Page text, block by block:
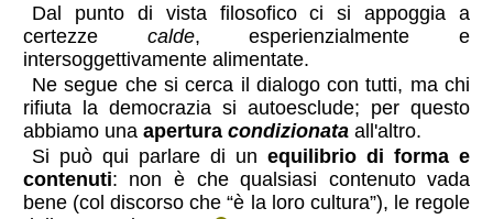
Dal punto di vista filosofico ci si appoggia a
certezze calde, esperienzialmente e
intersoggettivamente alimentate.
Ne segue che si cerca il dialogo con tutti, ma chi
rifiuta la democrazia si autoesclude; per questo
abbiamo una apertura condizionataall'altro.
Si può qui parlare di unequilibrio di forma e
contenuti: non è che qualsiasi contenuto vada
bene (col discorso che “è la loro cultura”), le regole